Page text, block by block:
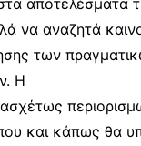
να αναζητά
των
Η
και κάπως θα